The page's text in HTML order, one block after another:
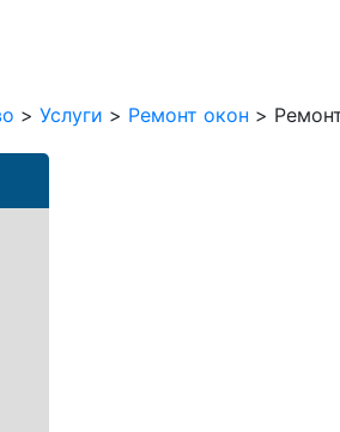
> Услуги > Ремонт окон >